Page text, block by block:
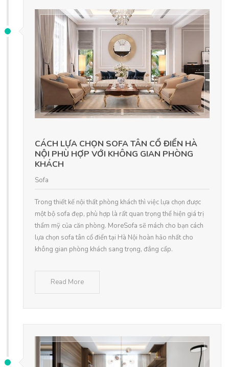
CÁCH LỰA CHỌN SOFA TÂN CỔ ĐIỂN HÀ
NỘI PHÙ HỢP VỚI KHÔNG GIAN PHÒNG
KHÁCH
Sofa
Trong thiết kế nội thất phòng khách thì việc lựa chọn được
một bộ sofa đẹp, phù hợp là rất quan trọng thể hiện giá trị
thẩm mỹ của căn phòng. MoreSofa sẽ mách cho bạn cách
lựa chọn sofa tân cổ điển tại Hà Nội hoàn hảo nhất cho
không gian phòng khách sang trọng, đẳng cấp.
Read More